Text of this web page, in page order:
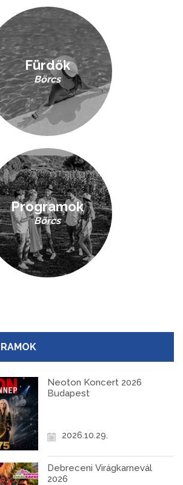
Neoton Koncert 2026
Budapest
2026.10.29.
Debreceni Virágkarnevál
2026
Fürdők
Börcs
Programok
Börcs